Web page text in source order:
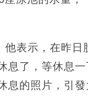
他表示，在昨日
息了，等休息一
息的照片，引發